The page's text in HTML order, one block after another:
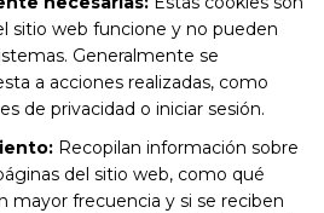
sitio web funcione y no pueden
Generalmente se
a acciones realizadas, como
de privacidad o iniciar sesión.
Recopilan información sobre
del sitio web, como qué
mayor frecuencia y si se reciben